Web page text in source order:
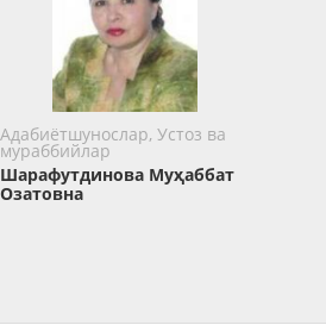
Адабиётшунослар, Устоз ва
мураббийлар
Шарафутдинова Муҳаббат
Озатовна